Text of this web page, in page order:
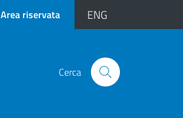
Area riservata ENG
Cerca